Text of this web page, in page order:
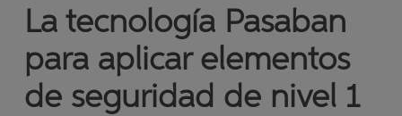
La tecnología Pasaban
para aplicar elementos
de seguridad de nivel 1